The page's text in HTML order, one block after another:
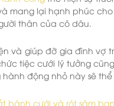
mang lại hạnh phúc
thân của cô dâu.
và giúp đỡ gia đình vợ
tiệc cưới lý tưởng
động nhỏ này sẽ
bánh cưới và rót sâm